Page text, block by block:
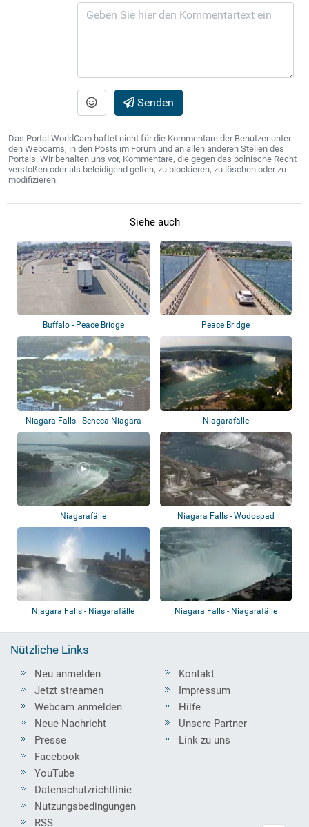
Senden
Das Portal WorldCam haftet nicht für die Kommentare der Benutzer unter
den Webcams, in den Posts im Forum und an allen anderen Stellen des
Portals. Wir behalten uns vor, Kommentare, die gegen das polnische Recht
verstoßen oder als beleidigend gelten, zu blockieren, zu löschen oder zu
modifizieren.
Siehe auch
Buffalo - Peace Bridge Peace Bridge
Niagara Falls - Seneca Niagara
Resort
Niagarafälle
Niagarafälle
Niagara Falls - Wodospad
Niagara
Niagara Falls - Niagarafälle Niagara Falls - Niagarafälle
Nützliche Links
Neu anmelden
Jetzt streamen
Webcam anmelden
Neue Nachricht
Presse
Kontakt
Impressum
Hilfe
Unsere Partner
Link zu uns
Facebook
YouTube
Datenschutzrichtlinie
Nutzungsbedingungen
RSS